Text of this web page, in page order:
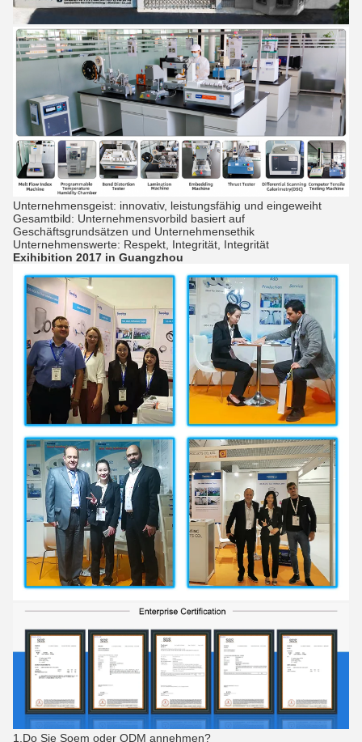
Unternehmensgeist: innovativ, leistungsfähig und eingeweiht
Gesamtbild: Unternehmensvorbild basiert auf
Geschäftsgrundsätzen und Unternehmensethik
Unternehmenswerte: Respekt, Integrität, Integrität
Exihibition 2017 in Guangzhou
1.Do Sie Soem oder ODM annehmen?